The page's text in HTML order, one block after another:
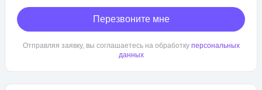
Перезвоните мне
Отправляя заявку, вы соглашаетесь на обработку персональных
данных